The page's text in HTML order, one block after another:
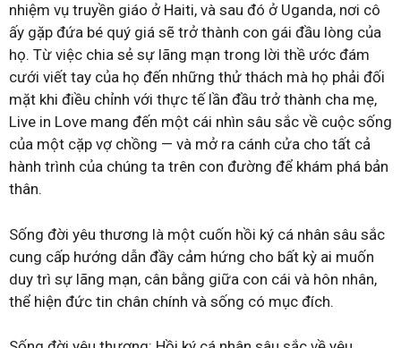
nhiệm vụ truyền giáo ở Haiti, và sau đó ở Uganda, nơi cô
ấy gặp đứa bé quý giá sẽ trở thành con gái đầu lòng của
họ. Từ việc chia sẻ sự lãng mạn trong lời thề ước đám
cưới viết tay của họ đến những thử thách mà họ phải đối
mặt khi điều chỉnh với thực tế lần đầu trở thành cha mẹ,
Live in Love mang đến một cái nhìn sâu sắc về cuộc sống
của một cặp vợ chồng — và mở ra cánh cửa cho tất cả
hành trình của chúng ta trên con đường để khám phá bản
thân.
Sống đời yêu thương là một cuốn hồi ký cá nhân sâu sắc
cung cấp hướng dẫn đầy cảm hứng cho bất kỳ ai muốn
duy trì sự lãng mạn, cân bằng giữa con cái và hôn nhân,
thể hiện đức tin chân chính và sống có mục đích.